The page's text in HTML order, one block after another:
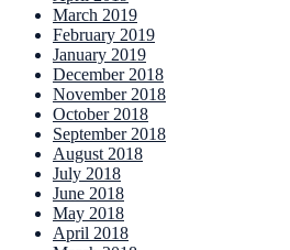
March 2019
February 2019
January 2019
December 2018
November 2018
October 2018
September 2018
August 2018
July 2018
June 2018
May 2018
April 2018